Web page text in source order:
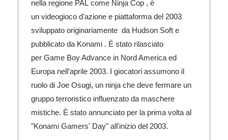
nella regione PAL come Ninja Cop , è
un videogioco d'azione e piattaforma del 2003
sviluppato originariamente da Hudson Soft e
pubblicato da Konami . È stato rilasciato
per Game Boy Advance in Nord America ed
Europa nell'aprile 2003. I giocatori assumono il
ruolo di Joe Osugi, un ninja che deve fermare un
gruppo terroristico influenzato da maschere
mistiche. È stato annunciato per la prima volta al
"Konami Gamers' Day" all'inizio del 2003.